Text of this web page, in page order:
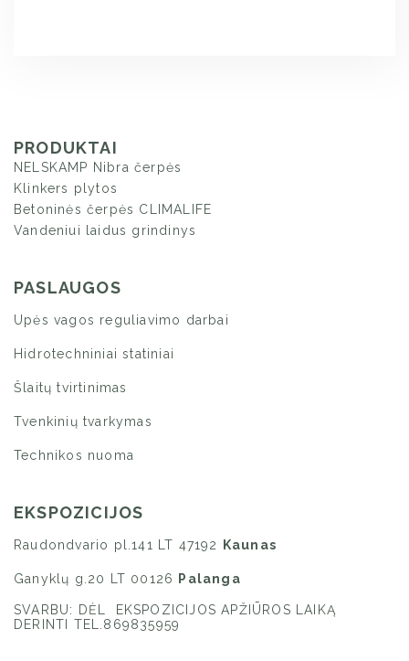
PRODUKTAI
NELSKAMP Nibra čerpės
Klinkers plytos
Betoninės čerpės CLIMALIFE
Vandeniui laidus grindinys
PASLAUGOS
Upės vagos reguliavimo darbai
Hidrotechniniai statiniai
Šlaitų tvirtinimas
Tvenkinių tvarkymas
Technikos nuoma
EKSPOZICIJOS
Raudondvario pl.141 LT 47192 Kaunas
Ganyklų g.20 LT 00126 Palanga
SVARBU: DĖL EKSPOZICIJOS APŽIŪROS LAIKĄ
DERINTI TEL.869835959